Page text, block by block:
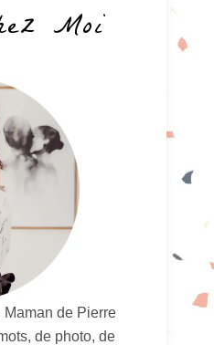
Moi
Maman de Pierre
de photo, de